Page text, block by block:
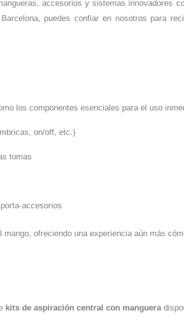
accesorios y sistemas
puedes confiar en nosotros para
los componentes esenciales para el uso
on/off, etc.)
tomas
accesorios
ofreciendo una experiencia aún más
kits de aspiración central con manguera